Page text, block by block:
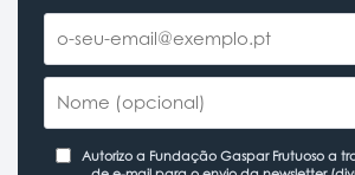
Autorizo a Fundação Gaspar Frutuoso a